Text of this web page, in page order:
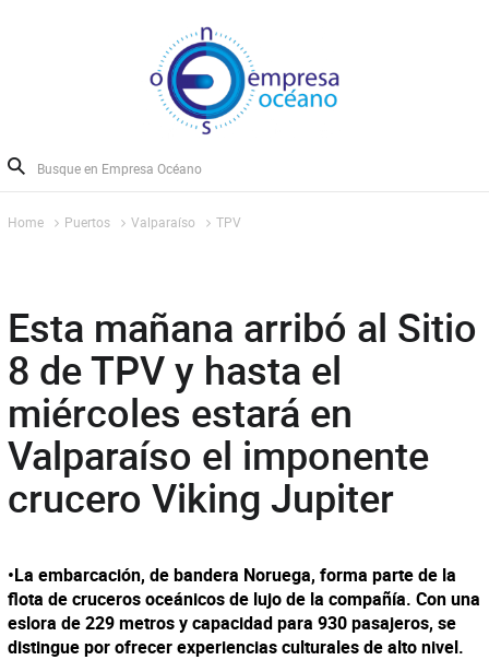
Home Puertos Valparaíso TPV
Esta mañana arribó al Sitio
8 de TPV y hasta el
miércoles estará en
Valparaíso el imponente
crucero Viking Jupiter
•La embarcación, de bandera Noruega, forma parte de la
flota de cruceros oceánicos de lujo de la compañía. Con una
eslora de 229 metros y capacidad para 930 pasajeros, se
distingue por ofrecer experiencias culturales de alto nivel.